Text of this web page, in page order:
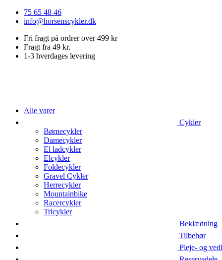
Videre 75 65 48 46
info@horsenscykler.dk
Fri fragt på ordrer over 499 kr
Fragt fra 49 kr.
1-3 hverdages levering
Alle varer
Cykler
Børnecykler
Damecykler
El ladcykler
Elcykler
Foldecykler
Gravel Cykler
Herrecykler
Mountainbike
Racercykler
Tricykler
Beklædning
Tilbehør
Pleje- og